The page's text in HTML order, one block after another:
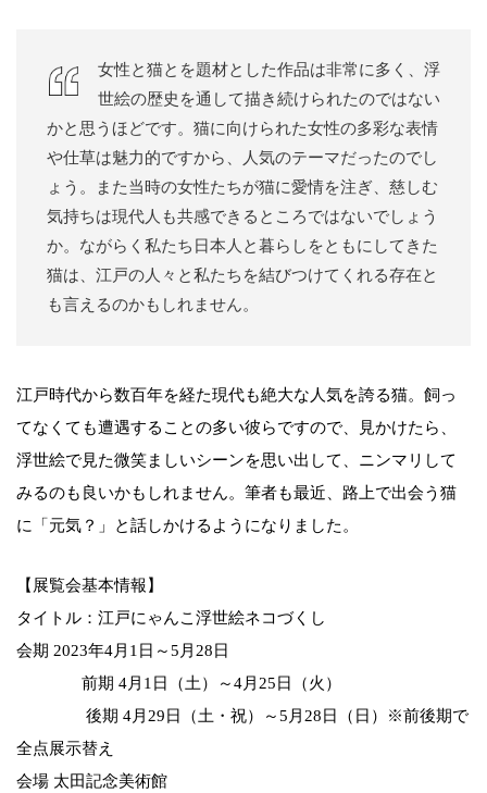
女性と猫とを題材とした作品は非常に多く、浮
世絵の歴史を通して描き続けられたのではない
かと思うほどです。猫に向けられた女性の多彩な表情
や仕草は魅力的ですから、人気のテーマだったのでし
ょう。また当時の女性たちが猫に愛情を注ぎ、慈しむ
気持ちは現代人も共感できるところではないでしょう
か。ながらく私たち日本人と暮らしをともにしてきた
猫は、江戸の人々と私たちを結びつけてくれる存在と
も言えるのかもしれません。
江戸時代から数百年を経た現代も絶大な人気を誇る猫。飼っ
てなくても遭遇することの多い彼らですので、見かけたら、
浮世絵で見た微笑ましいシーンを思い出して、ニンマリして
みるのも良いかもしれません。筆者も最近、路上で出会う猫
に「元気？」と話しかけるようになりました。
【展覧会基本情報】
タイトル：江戸にゃんこ浮世絵ネコづくし
会期 2023年4月1日～5月28日
前期 4月1日（土）～4月25日（火）
後期 4月29日（土・祝）～5月28日（日）※前後期で
全点展示替え
会場 太田記念美術館